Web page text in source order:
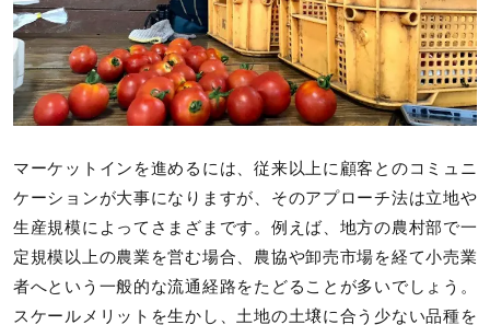
マーケットインを進めるには、従来以上に顧客とのコミュニ
ケーションが大事になりますが、そのアプローチ法は立地や
生産規模によってさまざまです。例えば、地方の農村部で一
定規模以上の農業を営む場合、農協や卸売市場を経て小売業
者へという一般的な流通経路をたどることが多いでしょう。
スケールメリットを生かし、土地の土壌に合う少ない品種を